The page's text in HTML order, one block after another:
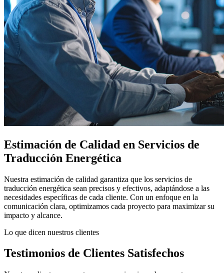
Estimación de Calidad en Servicios de
Traducción Energética
Nuestra estimación de calidad garantiza que los servicios de
traducción energética sean precisos y efectivos, adaptándose a las
necesidades específicas de cada cliente. Con un enfoque en la
comunicación clara, optimizamos cada proyecto para maximizar su
impacto y alcance.
Lo que dicen nuestros clientes
Testimonios de Clientes Satisfechos